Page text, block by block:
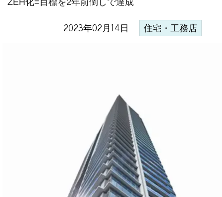
ZEH化=目標を2年前倒しで達成
2023年02月14日 住宅・工務店